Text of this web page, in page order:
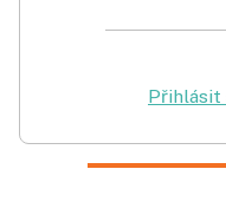
Přihlásit